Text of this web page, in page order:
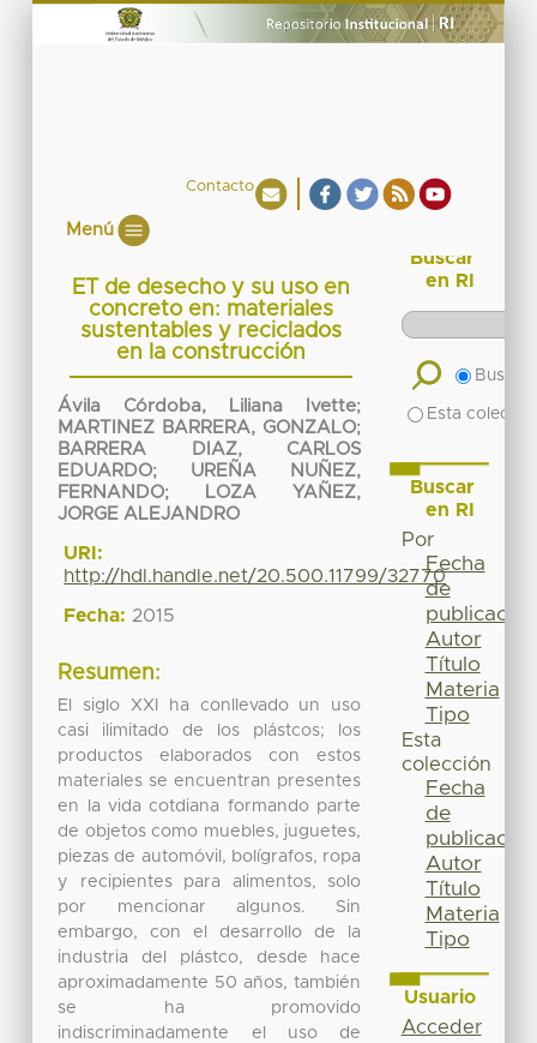
Contacto
Menú
ET de desecho y su uso en
concreto en: materiales
sustentables y reciclados
en la construcción
Ávila Córdoba, Liliana Ivette;
MARTINEZ BARRERA, GONZALO;
BARRERA DIAZ, CARLOS
EDUARDO; UREÑA NUÑEZ,
FERNANDO;
LOZA YAÑEZ,
JORGE ALEJANDRO
URI:
http://hdl.handle.net/20.500.11799/32770
Fecha: 2015
Resumen:
El siglo XXI ha conllevado un uso
casi ilimitado de los plástcos; los
productos elaborados con estos
materiales se encuentran presentes
en la vida cotdiana formando parte
de objetos como muebles, juguetes,
piezas de automóvil, bolígrafos, ropa
y recipientes para alimentos, solo
por mencionar algunos. Sin
embargo, con el desarrollo de la
industria del plástco, desde hace
aproximadamente 50 años, también
se ha promovido
indiscriminadamente el uso de
Buscar
en RI
Buscar
Esta
Buscar
en RI
Por
Fecha
de
publicación
Autor
Título
Materia
Tipo
Esta
colección
Fecha
de
publicación
Autor
Título
Materia
Tipo
Usuario
Acceder